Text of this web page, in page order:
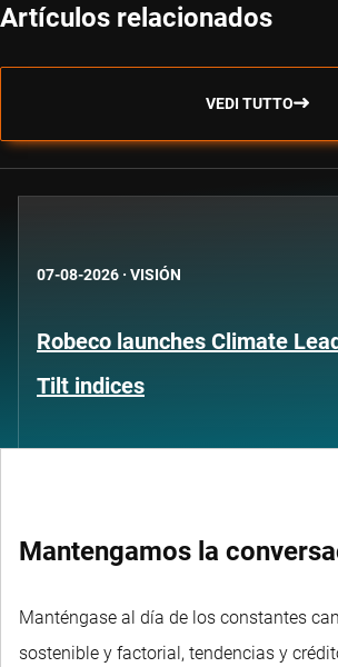
Artículos relacionados
VEDI TUTTO
07-08-2026 · VISIÓN
Robeco launches Climate
Tilt indices
Mantengamos la
Manténgase al día de los constantes
sostenible y factorial, tendencias y